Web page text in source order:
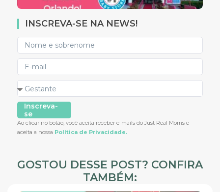
INSCREVA-SE NA NEWS!
Inscreva-
se
Ao clicar no botão, você aceita receber e-mails do Just Real Moms e
aceita a nossa Política de Privacidade.
GOSTOU DESSE POST? CONFIRA
TAMBÉM: